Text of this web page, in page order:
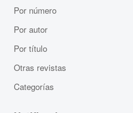
Por número
Por autor
Por título
Otras revistas
Categorías